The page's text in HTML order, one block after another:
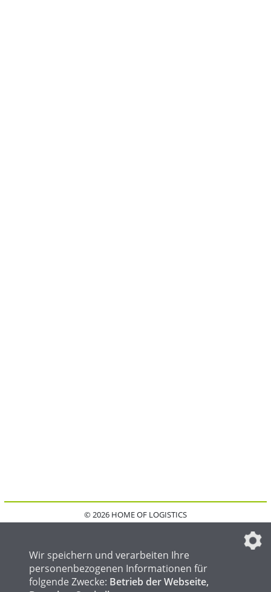
© 2026 HOME OF LOGISTICS
IMPRESSUM
FAQ
DATENSCHUTZEINSTELLUNGEN
Wir speichern und verarbeiten Ihre
personenbezogenen Informationen für
folgende Zwecke: Betrieb der Webseite,